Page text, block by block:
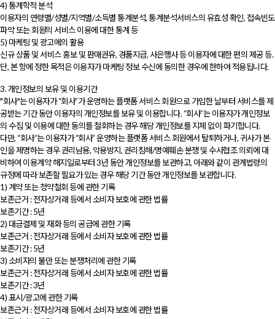
4) 통계학적 분석
이용자의 연령별/성별/지역별/소득별 통계분석, 통계분석서비스의 유효성 확인, 접속빈도
파악 또는 회원의 서비스 이용에 대한 통계 등
5) 마케팅 및 광고에의 활용
신규 상품 및 서비스 홍보 및 판매권유, 경품지급, 사은행사 등 이용자에 대한 편의 제공 등.
단, 본 항에 정한 목적은 이용자가 마케팅 정보 수신에 동의한 경우에 한하여 적용됩니다.
3. 개인정보의 보유 및 이용기간
"회사"는 이용자가 “회사”가 운영하는 플랫폼 서비스 회원으로 가입한 날부터 서비스를 제
공받는 기간 동안 이용자의 개인정보를 보유 및 이용합니다. “회사”는 이용자가 개인정보
의 수집 및 이용에 대한 동의를 철회하는 경우 해당 개인정보를 지체 없이 파기합니다.
다만, “회사”는 이용자가 “회사” 운영하는 플랫폼 서비스 회원에서 탈퇴하거나, 귀사가 본
인을 제명하는 경우 권리남용, 악용방지, 권리침해/명예훼손 분쟁 및 수사협조 의뢰에 대
비하여 이용계약 해지일로부터 3년 동안 개인정보를 보관하고, 아래와 같이 관계법령의
규정에 따라 보존할 필요가 있는 경우 해당 기간 동안 개인정보를 보관합니다.
1) 계약 또는 청약철회 등에 관한 기록
보존근거 : 전자상거래 등에서 소비자 보호에 관한 법률
보존기간 : 5년
2) 대금결제 및 재화 등의 공급에 관한 기록
보존근거 : 전자상거래 등에서 소비자 보호에 관한 법률
보존기간 : 5년
3) 소비자의 불만 또는 분쟁처리에 관한 기록
보존근거 : 전자상거래 등에서 소비자 보호에 관한 법률
보존기간 : 3년
4) 표시/광고에 관한 기록
보존근거 : 전자상거래 등에서 소비자 보호에 관한 법률